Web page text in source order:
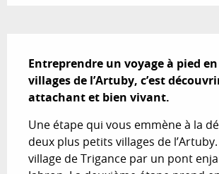
Entreprendre un voyage à pied
villages de l’Artuby, c’est
attachant et bien vivant.
Une étape qui vous emmène à la
deux plus petits villages de
village de Trigance par un pont